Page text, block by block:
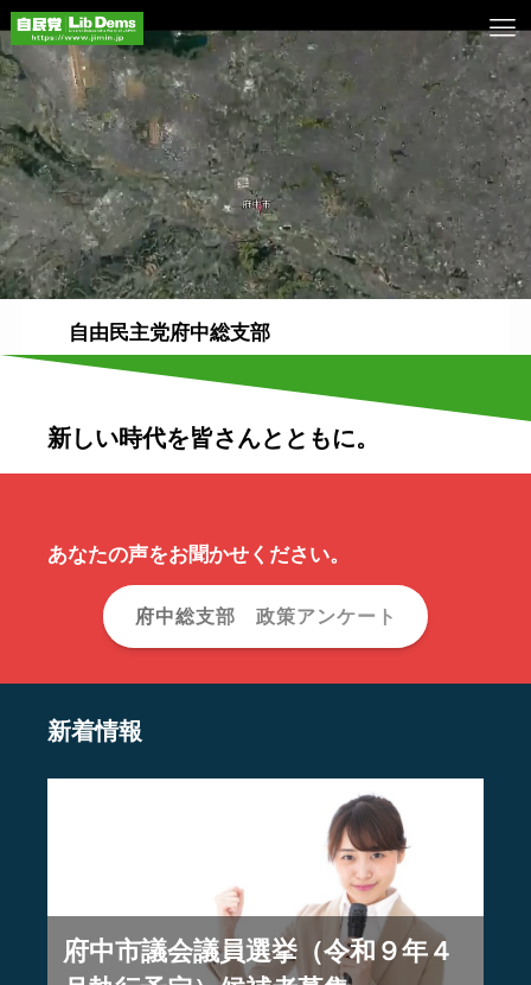
自由民主党府中総支部
新しい時代を皆さんとともに。
あなたの声をお聞かせください。
府中総支部 政策アンケート
新着情報
府中市議会議員選挙（令和９年４